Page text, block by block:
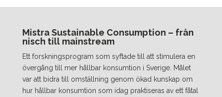
Mistra Sustainable Consumption – från
nisch till mainstream
Ett forskningsprogram som syftade till att stimulera en
övergång till mer hållbar konsumtion i Sverige. Målet
var att bidra till omställning genom ökad kunskap om
hur hållbar konsumtion som idag praktiseras av ett fåtal